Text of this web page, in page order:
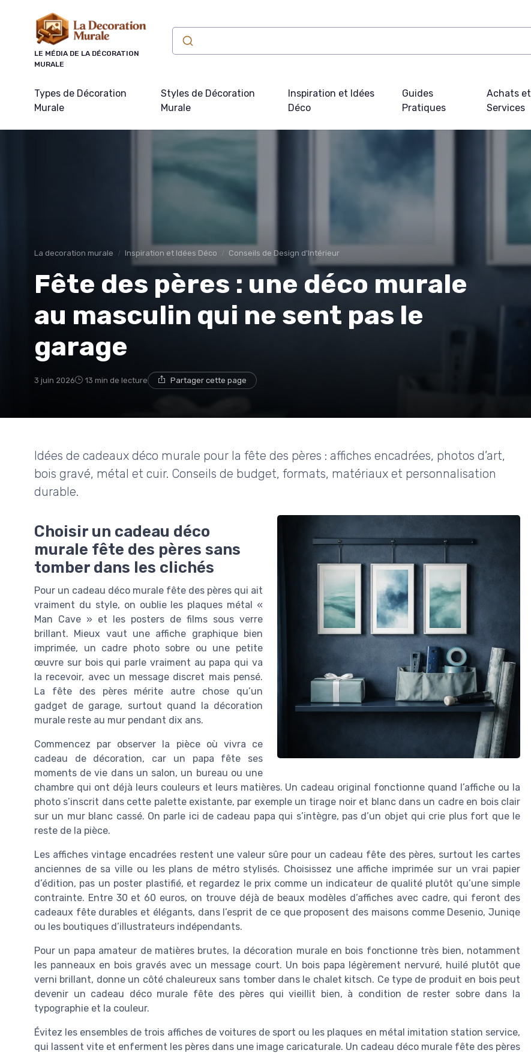
LE MÉDIA DE LA DÉCORATION
MURALE
Types de Décoration
Murale
Styles de Décoration
Murale
Inspiration et Idées
Déco
Guides
Pratiques
Achats et
Services
La decoration murale Inspiration et Idées Déco Conseils de Design d'Intérieur
Fête des pères : une déco murale
au masculin qui ne sent pas le
garage
3 juin 2026 13 min de lecture Partager cette page
Idées de cadeaux déco murale pour la fête des pères : affiches encadrées, photos d’art,
bois gravé, métal et cuir. Conseils de budget, formats, matériaux et personnalisation
durable.
Choisir un cadeau déco
murale fête des pères sans
tomber dans les clichés
Pour un cadeau déco murale fête des pères qui ait
vraiment du style, on oublie les plaques métal «
Man Cave » et les posters de films sous verre
brillant. Mieux vaut une affiche graphique bien
imprimée, un cadre photo sobre ou une petite
œuvre sur bois qui parle vraiment au papa qui va
la recevoir, avec un message discret mais pensé.
La fête des pères mérite autre chose qu’un
gadget de garage, surtout quand la décoration
murale reste au mur pendant dix ans.
Commencez par observer la pièce où vivra ce
cadeau de décoration, car un papa fête ses
moments de vie dans un salon, un bureau ou une
chambre qui ont déjà leurs couleurs et leurs matières. Un cadeau original fonctionne quand l’affiche ou la
photo s’inscrit dans cette palette existante, par exemple un tirage noir et blanc dans un cadre en bois clair
sur un mur blanc cassé. On parle ici de cadeau papa qui s’intègre, pas d’un objet qui crie plus fort que le
reste de la pièce.
Les affiches vintage encadrées restent une valeur sûre pour un cadeau fête des pères, surtout les cartes
anciennes de sa ville ou les plans de métro stylisés. Choisissez une affiche imprimée sur un vrai papier
d’édition, pas un poster plastifié, et regardez le prix comme un indicateur de qualité plutôt qu’une simple
contrainte. Entre 30 et 60 euros, on trouve déjà de beaux modèles d’affiches avec cadre, qui feront des
cadeaux fête durables et élégants, dans l’esprit de ce que proposent des maisons comme Desenio, Juniqe
ou les boutiques d’illustrateurs indépendants.
Pour un papa amateur de matières brutes, la décoration murale en bois fonctionne très bien, notamment
les panneaux en bois gravés avec un message court. Un bois papa légèrement nervuré, huilé plutôt que
verni brillant, donne un côté chaleureux sans tomber dans le chalet kitsch. Ce type de produit en bois peut
devenir un cadeau déco murale fête des pères qui vieillit bien, à condition de rester sobre dans la
typographie et la couleur.
Évitez les ensembles de trois affiches de voitures de sport ou les plaques en métal imitation station service,
qui lassent vite et enferment les pères dans une image caricaturale. Un cadeau déco murale fête des pères